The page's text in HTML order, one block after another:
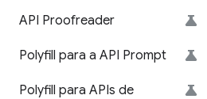
API Proofreader
Polyfill para a API Prompt
Polyfill para APIs de